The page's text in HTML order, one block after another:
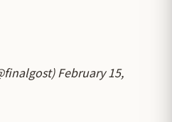
February 15,